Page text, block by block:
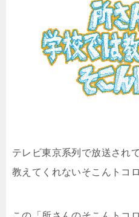
テレビ東京系列で放送され
教えてくれないそこんトコロ